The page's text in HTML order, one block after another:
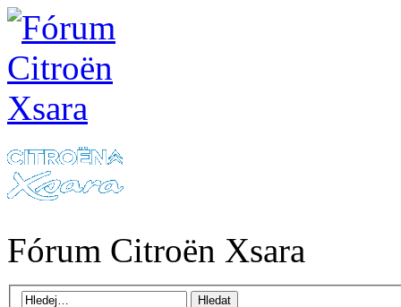
Fórum Citroën Xsara